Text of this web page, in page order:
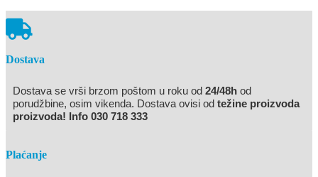
Dostava
Dostava se vrši brzom poštom u roku od 24/48h od
porudžbine, osim vikenda. Dostava ovisi od težine proizvoda
proizvoda! Info 030 718 333
Plaćanje